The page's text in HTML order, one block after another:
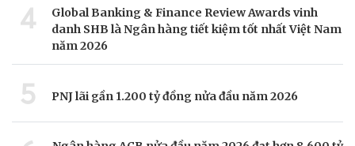
4
Global Banking & Finance Review Awards vinh
danh SHB là Ngân hàng tiết kiệm tốt nhất Việt Nam
năm 2026
5 PNJ lãi gần 1.200 tỷ đồng nửa đầu năm 2026